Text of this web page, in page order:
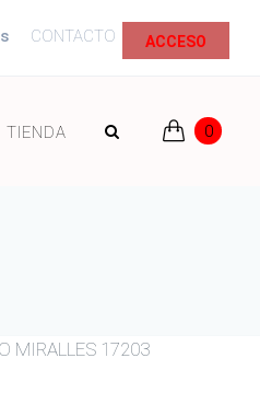
CONTACTO ACCESO
TIENDA 0
MIRALLES 17203